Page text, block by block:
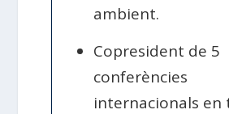
ambient.
Copresident de 5
conferències
internacionals en